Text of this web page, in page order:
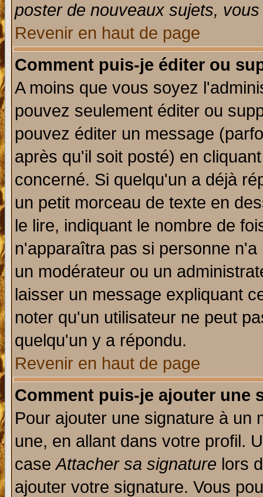
poster de nouveaux sujets,
Revenir en haut de page
Comment puis-je éditer ou
A moins que vous soyez
pouvez seulement éditer ou
pouvez éditer un message
après qu'il soit posté) en
concerné. Si quelqu'un a déjà
un petit morceau de texte en
le lire, indiquant le nombre de
n'apparaîtra pas si personne
un modérateur ou un
laisser un message expliquant
noter qu'un utilisateur ne peut
quelqu'un y a répondu.
Revenir en haut de page
Comment puis-je ajouter une
Pour ajouter une signature à un
une, en allant dans votre profil.
caseAttacher sa signature lors
ajouter votre signature. Vous